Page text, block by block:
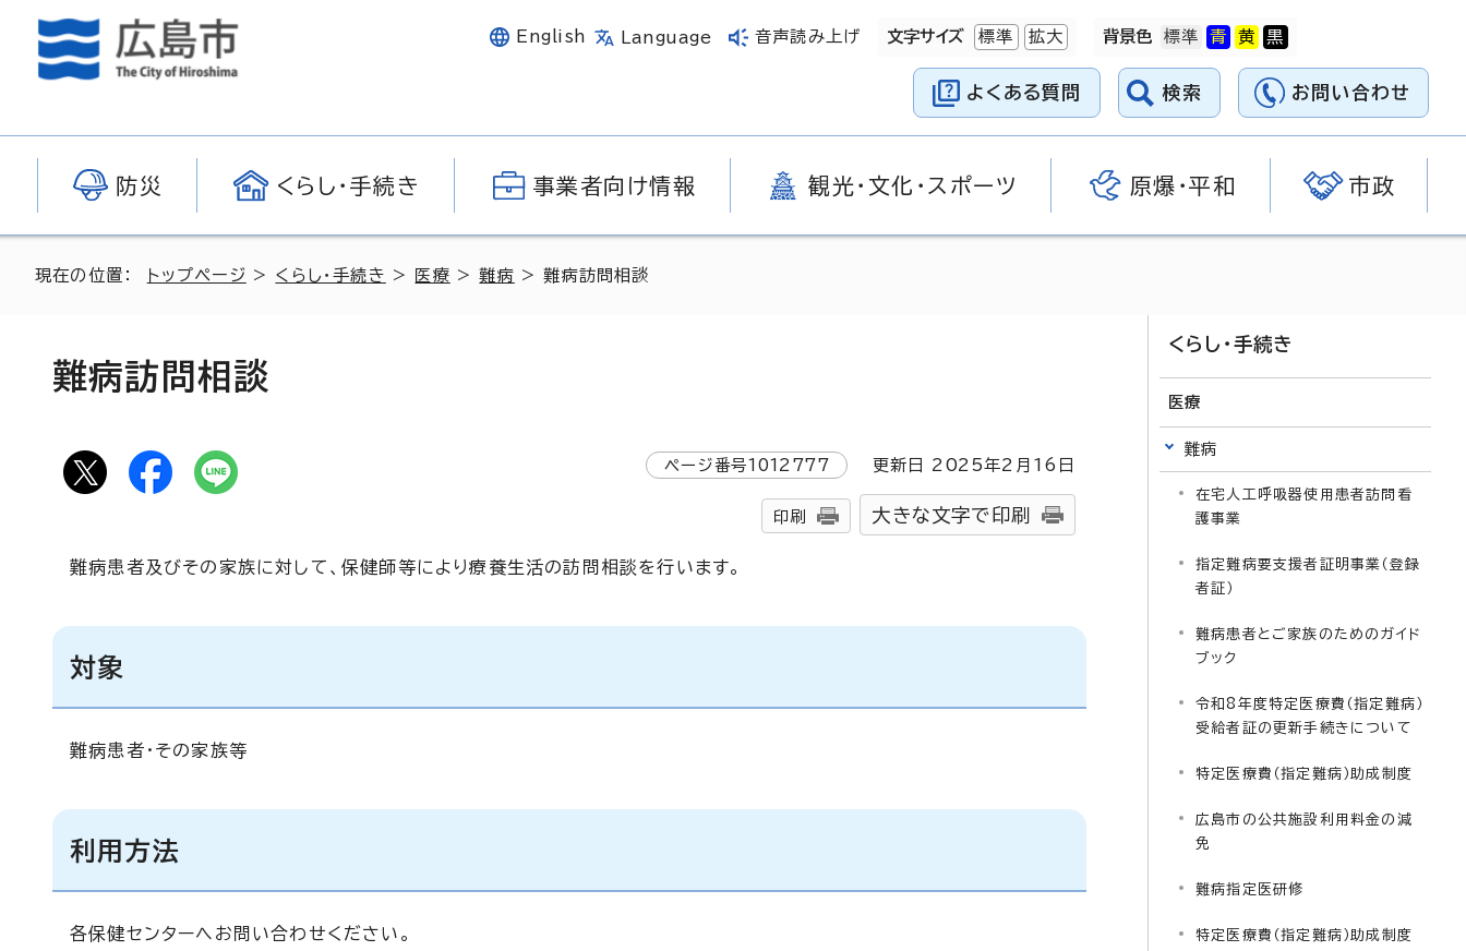
English Language 音声読み上げ 文字サイズ 標準 拡大 背景色
よくある質問 検索 お問い合わせ
防災 くらし・手続き 事業者向け情報 観光・文化・スポーツ 原爆・平和 市政
現在の位置： トップページ > くらし・手続き > 医療 >難病 > 難病訪問相談
難病訪問相談
ページ番号1012777 更新日 2025年2月 16 日
印刷 大きな文字で印刷
難病患者及びその家族に対して、保健師等により療養生活の訪問相談を行います。
対象
難病患者・その家族等
利用方法
各保健センターへお問い合わせください。
くらし・手続き
医療
難病
在宅人工呼吸器使用患者訪問看
護事業
指定難病要支援者証明事業（登録
者証）
難病患者とご家族のためのガイド
ブック
令和8年度特定医療費（指定難病）
受給者証の更新手続きについて
特定医療費（指定難病）助成制度
広島市の公共施設利用料金の減
免
難病指定医研修
特定医療費（指定難病）助成制度